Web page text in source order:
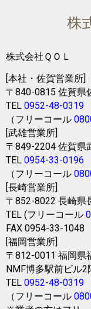
株式会社ＱＯＬ
[本社・佐賀営業所]
〒840-0815 佐賀県
TEL 0952-48-0319
（フリーコール
[武雄営業所]
〒849-2204 佐賀県
TEL 0954-33-0196
（フリーコール
[長崎営業所]
〒852-8022 長崎県
TEL (フリーコール
FAX 0954-33-1048
[福岡営業所]
〒812-0011 福岡県
NMF博多駅前ビル2
TEL 0952-48-0319
（フリーコール